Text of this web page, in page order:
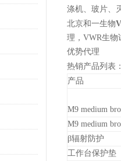
涤机、玻片、
北京和一生物
理，VWR生物
优势代理
热销产品列表
产品
M9 medium
M9 medium
β辐射防护
工作台保护垫